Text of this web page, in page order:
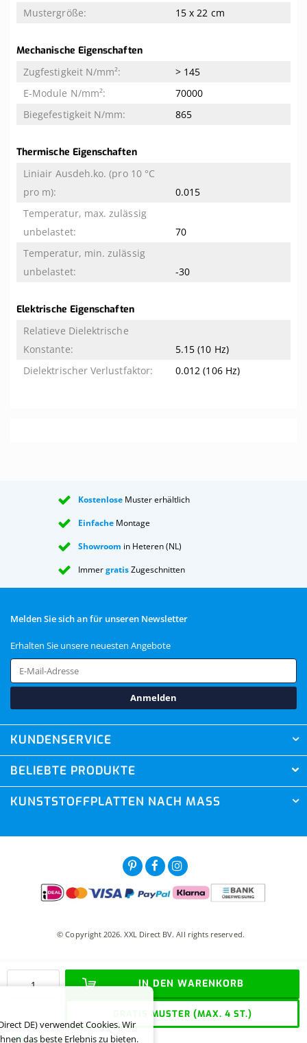
IN DEN WARENKORB
GRATIS MUSTER (MAX. 4 ST.)
15 x 22 cm
Mechanische Eigenschaften
> 145
70000
865
Thermische Eigenschaften
0.015
70
-30
Elektrische Eigenschaften
5.15 (10 Hz)
0.012 (106 Hz)
Kostenlose Muster erhältlich
Einfache Montage
Showroom in Heteren (NL)
ImmergratisZugeschnitten
Melden Sie sich an für unseren Newsletter
Erhalten Sie unsere neuesten Angebote
Anmelden
KUNDENSERVICE
BELIEBTE PRODUKTE
KUNSTSTOFFPLATTEN NACH MASS
© Copyright 2026. XXL Direct BV. All rights reserved.
DE) verwendet Cookies. Wir
das beste Erlebnis zu bieten.